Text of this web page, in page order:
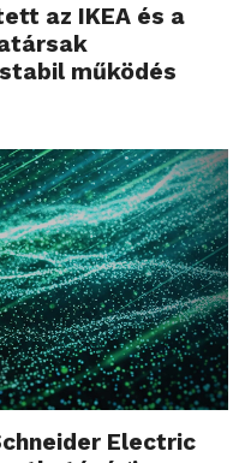
az IKEA és a
működés
Electric